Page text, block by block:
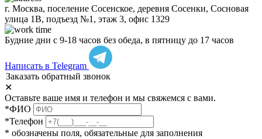
г. Москва, поселение Сосенское, деревня Сосенки, Сосновая
улица 1В, подъезд №1, этаж 3, офис 1329
Будние дни с 9-18 часов без обеда, в пятницу до 17 часов
Написать в Telegram
Заказать обратный звонок
✕
Оставьте ваше имя и телефон и мы свяжемся с вами.
*ФИО
*Телефон
* обозначены поля, обязательные для заполнения